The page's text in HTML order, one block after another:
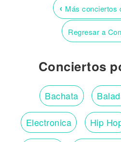
‹ Más conciertos
Regresar a
Conciertos
Bachata
Electronica Hip